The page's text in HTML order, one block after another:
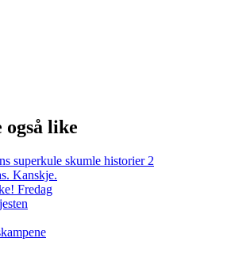
like
superkule skumle historier 2
Kanskje.
Fredag